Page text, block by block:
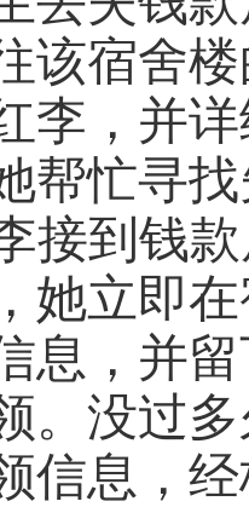
该宿舍
李，并
帮忙寻
接到钱
她立即
息，并
。没过
信息，